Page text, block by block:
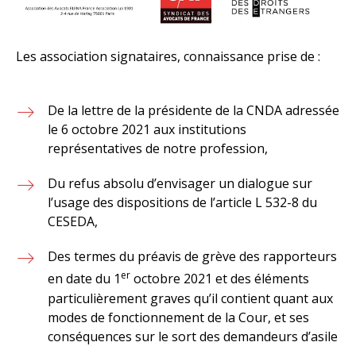
Les association signataires, connaissance prise de :
De la lettre de la présidente de la CNDA adressée
le 6 octobre 2021 aux institutions
représentatives de notre profession,
Du refus absolu d’envisager un dialogue sur
l’usage des dispositions de l’article L 532-8 du
CESEDA,
Des termes du préavis de grève des rapporteurs
en date du 1 er octobre 2021 et des éléments
particulièrement graves qu’il contient quant aux
modes de fonctionnement de la Cour, et ses
conséquences sur le sort des demandeurs d’asile